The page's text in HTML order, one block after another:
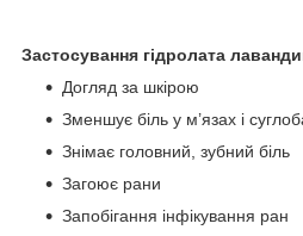
Застосування гідролата
Догляд за шкірою
Зменшує біль у м’язах і
Знімає головний, зубний біль
Загоює рани
Запобігання інфікування ран